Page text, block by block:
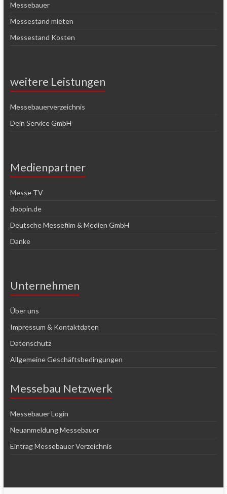
Messebauer
Messestand mieten
Messestand Kosten
weitere Leistungen
Messebauerverzeichnis
Dein Service GmbH
Medienpartner
Messe TV
doopin.de
Deutsche Messefilm & Medien GmbH
Danke
Unternehmen
Über uns
Impressum & Kontaktdaten
Datenschutz
Allgemeine Geschäftsbedingungen
Messebau Netzwerk
Messebauer Login
Neuanmeldung Messebauer
Eintrag Messebauer Verzeichnis